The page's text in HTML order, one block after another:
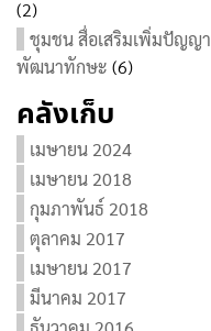
(2)
ชุมชน สื่อเสริมเพิ่มปัญญา
พัฒนาทักษะ (6)
คลังเก็บ
เมษายน 2024
เมษายน 2018
กุมภาพันธ์ 2018
ตุลาคม 2017
เมษายน 2017
มีนาคม 2017